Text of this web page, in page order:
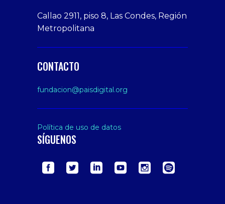
Xxx
Indian
Big
Butt
sex
From
Step
Callao 2911, piso 8, Las Condes, Región
Metropolitana
CONTACTO
fundacion@paisdigital.org
Política de uso de datos
SÍGUENOS